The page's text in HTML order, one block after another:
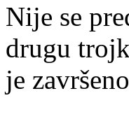
Nije se
drugu
je